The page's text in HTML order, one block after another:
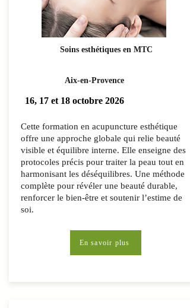
Soins esthétiques en MTC
Aix-en-Provence
16, 17 et 18 octobre 2026
Cette formation en acupuncture esthétique
offre une approche globale qui relie beauté
visible et équilibre interne. Elle enseigne des
protocoles précis pour traiter la peau tout en
harmonisant les déséquilibres. Une méthode
complète pour révéler une beauté durable,
renforcer le bien‑être et soutenir l’estime de
soi.
En savoir plus